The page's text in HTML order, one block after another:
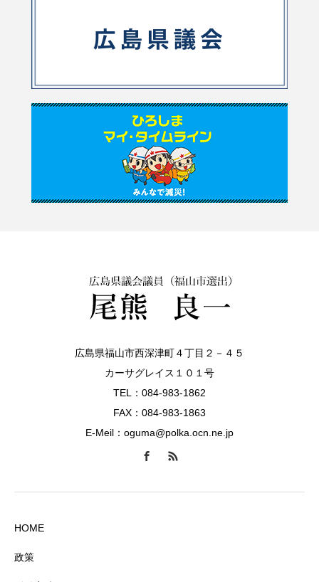
広島県福山市西深津町４丁目２－４５
カーサグレイス１０１号
TEL：084-983-1862
FAX：084-983-1863
E-Meil：oguma@polka.ocn.ne.jp
HOME
政策